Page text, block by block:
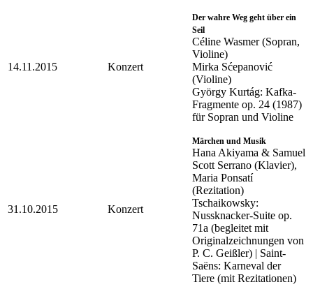
14.11.2015 Konzert
Der wahre Weg geht über ein
Seil
Céline Wasmer (Sopran,
Violine)
Mirka Sćepanović
(Violine)
György Kurtág: Kafka-
Fragmente op. 24 (1987)
für Sopran und Violine
31.10.2015 Konzert
Märchen und Musik
Hana Akiyama & Samuel
Scott Serrano (Klavier),
Maria Ponsatí
(Rezitation)
Tschaikowsky:
Nussknacker-Suite op.
71a (begleitet mit
Originalzeichnungen von
P. C. Geißler) | Saint-
Saëns: Karneval der
Tiere (mit Rezitationen)